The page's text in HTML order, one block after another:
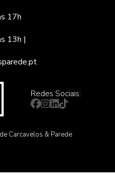
17h
13h |
Carcavelos & Parede
Redes Sociais: